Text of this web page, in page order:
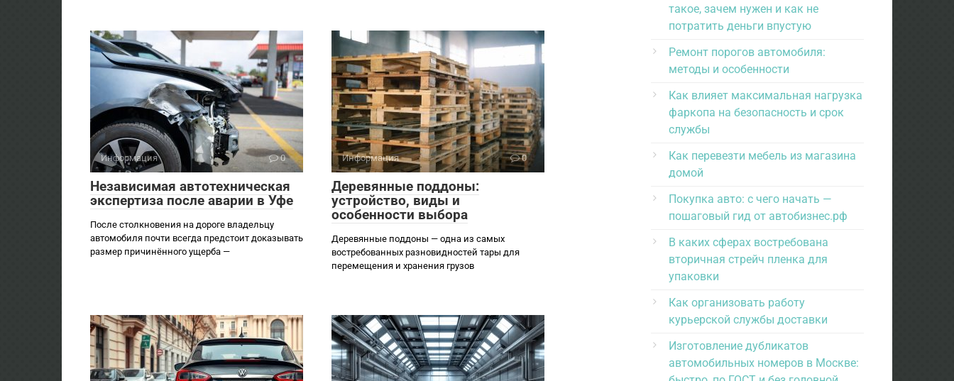
Информация 0
Независимая автотехническая
экспертиза после аварии в Уфе
После столкновения на дороге владельцу
автомобиля почти всегда предстоит доказывать
размер причинённого ущерба —
Информация 0
Деревянные поддоны:
устройство, виды и
особенности выбора
Деревянные поддоны — одна из самых
востребованных разновидностей тары для
перемещения и хранения грузов
такое, зачем нужен и как не
потратить деньги впустую
Ремонт порогов автомобиля:
методы и особенности
Как влияет максимальная нагрузка
фаркопа на безопасность и срок
службы
Как перевезти мебель из магазина
домой
Покупка авто: с чего начать —
пошаговый гид от автобизнес.рф
В каких сферах востребована
вторичная стрейч пленка для
упаковки
Как организовать работу
курьерской службы доставки
Изготовление дубликатов
автомобильных номеров в Москве: